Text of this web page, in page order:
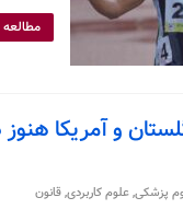
و آمریکا
پزشکی,علوم کاربردی,قانون